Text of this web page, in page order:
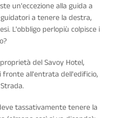
un'eccezione alla guida a
a tenere la destra,
L'obbligo perlopiù colpisce i
del Savoy Hotel,
all'entrata dell'edificio,
tassativamente tenere la